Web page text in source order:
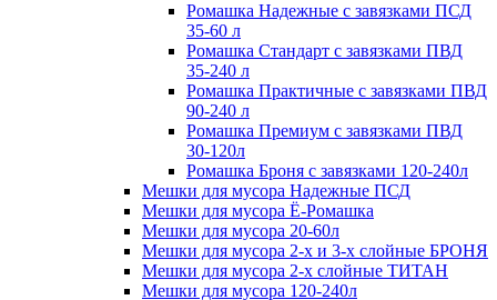
Ромашка Надежные с завязками ПСД
35-60 л
Ромашка Стандарт с завязками ПВД
35-240 л
Ромашка Практичные с завязками ПВД
90-240 л
Ромашка Премиум с завязками ПВД
30-120л
Ромашка Броня с завязками 120-240л
Мешки для мусора Надежные ПСД
Мешки для мусора Ё-Ромашка
Мешки для мусора 20-60л
Мешки для мусора 2-х и 3-х слойные БРОНЯ
Мешки для мусора 2-х слойные ТИТАН
Мешки для мусора 120-240л